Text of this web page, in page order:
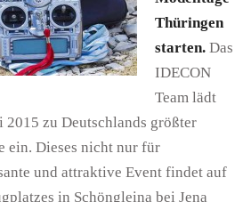
Thüringen
starten. Das
IDECON
Team lädt
2015 zu Deutschlands größter
ein. Dieses nicht nur für
und attraktive Event findet auf
in Schöngleina bei Jena